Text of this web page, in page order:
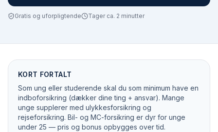
Gratis og uforpligtende Tager ca. 2 minutter
KORT FORTALT
Som ung eller studerende skal du som minimum have en
indboforsikring (dækker dine ting + ansvar). Mange
unge supplerer med ulykkesforsikring og
rejseforsikring. Bil- og MC-forsikring er dyr for unge
under 25 — pris og bonus opbygges over tid.